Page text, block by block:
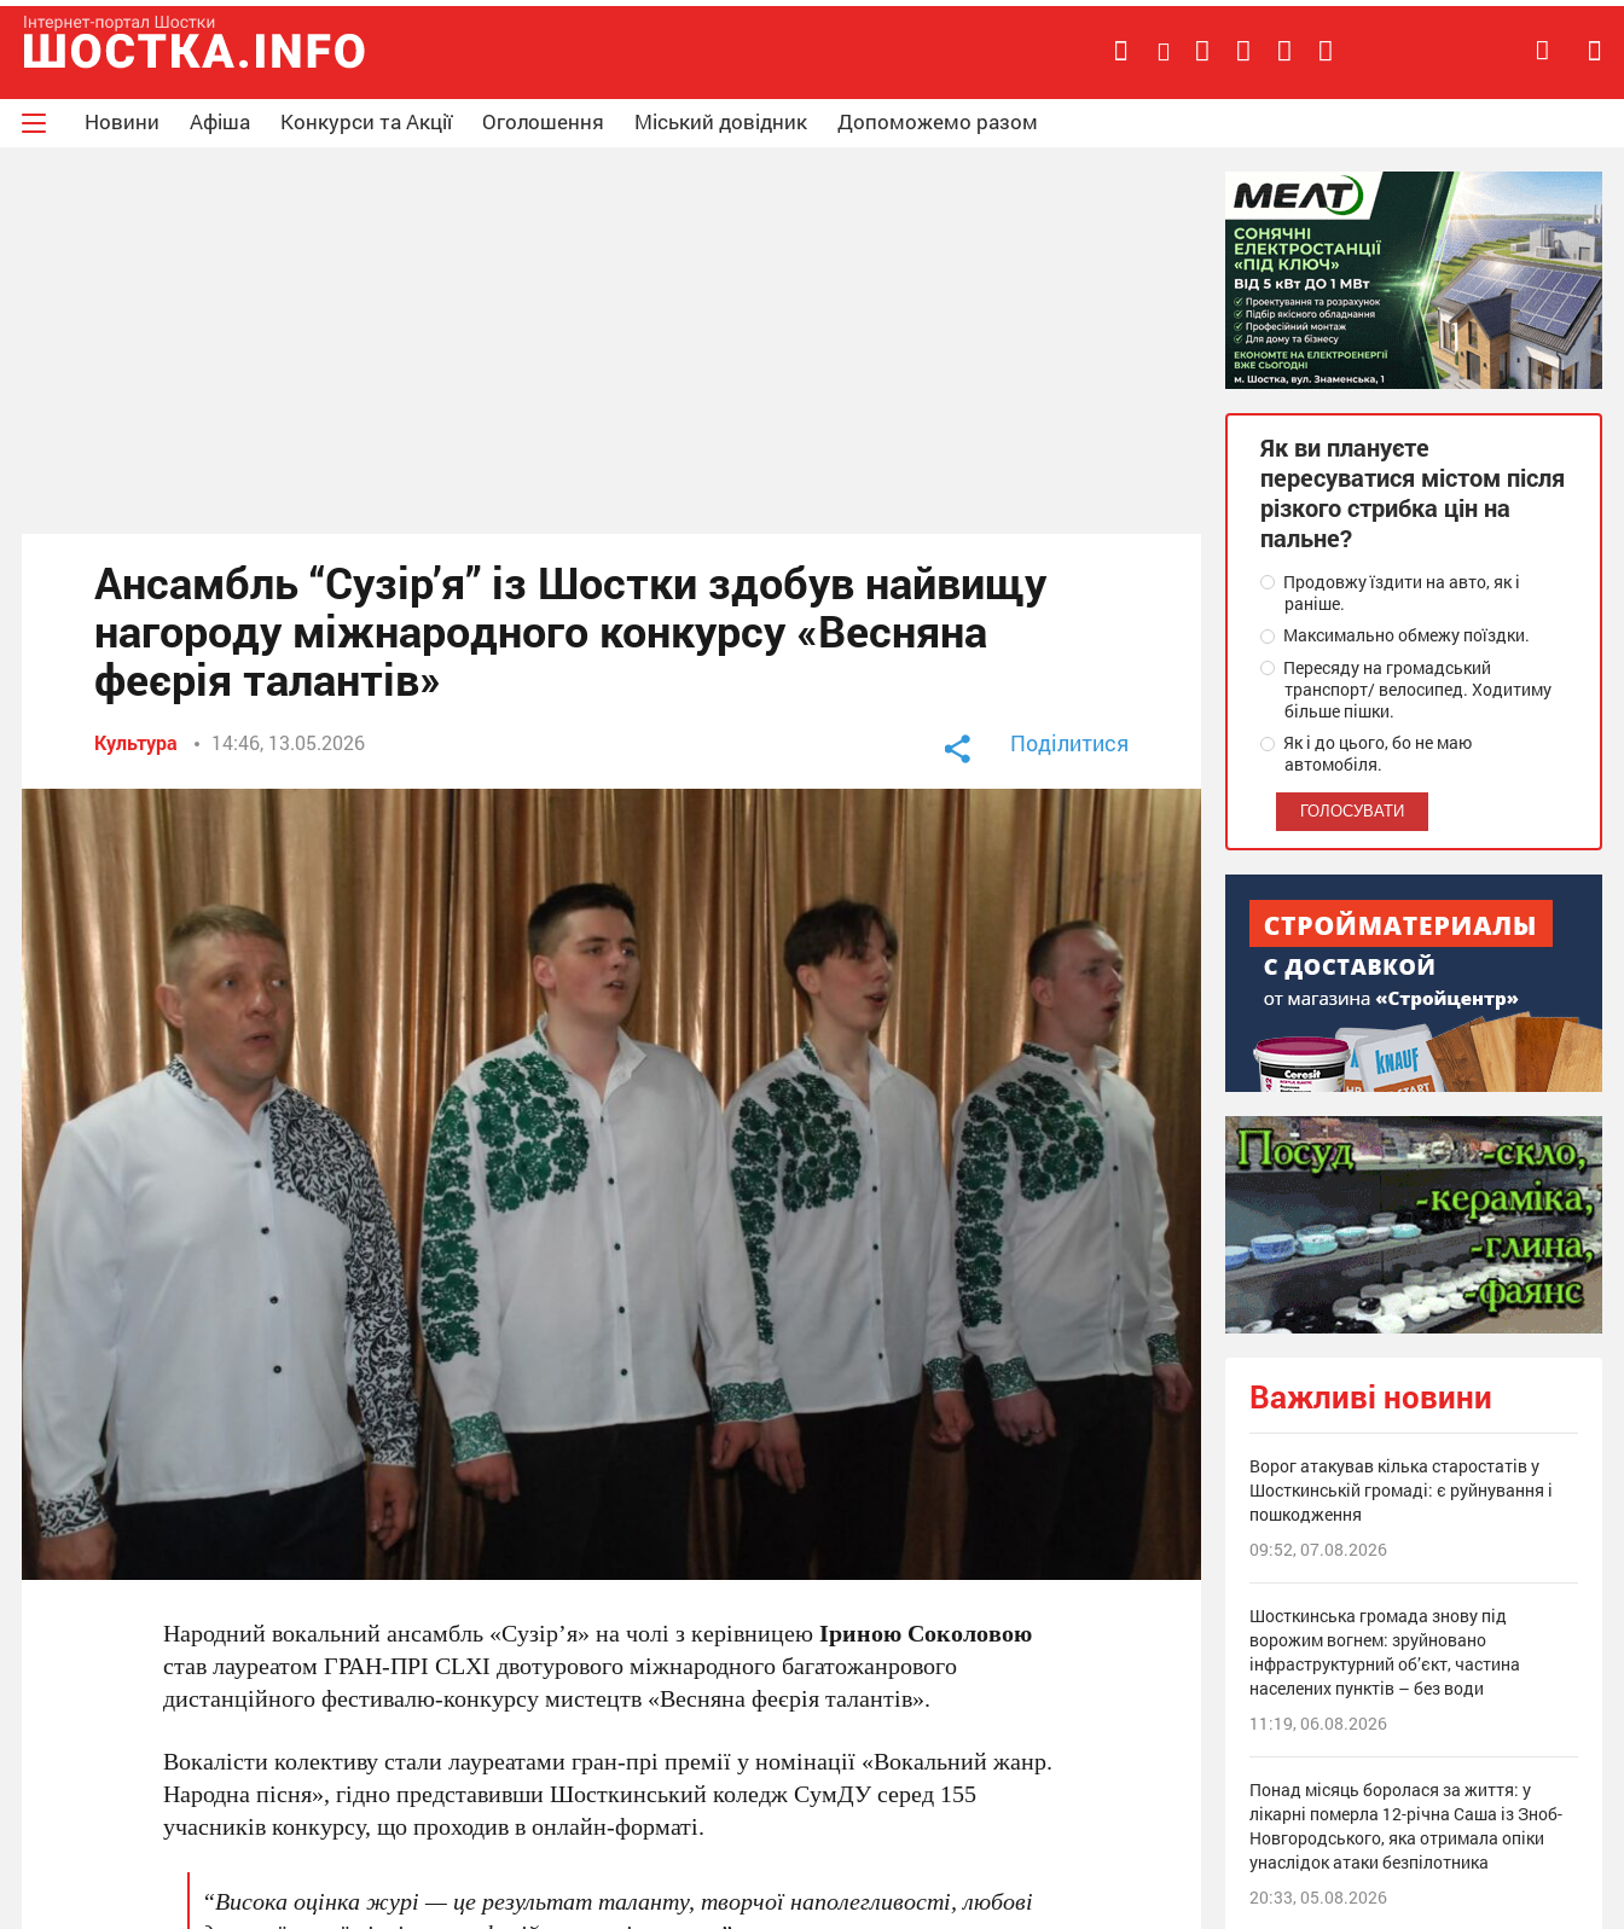
Новини Афіша Конкурси та Акції Оголошення Міський довідник Допоможемо разом
Ансамбль “Сузір’я” із Шостки здобув найвищу
нагороду міжнародного конкурсу «Весняна
феєрія талантів»
Культура 14:46, 13.05.2026 Поділитися
Народний вокальний ансамбль «Сузір’я» на чолі з керівницеюІриною Соколовою
став лауреатом ГРАН-ПРІ CLXI двотурового міжнародного багатожанрового
дистанційного фестивалю-конкурсу мистецтв «Весняна феєрія талантів».
Вокалісти колективу стали лауреатами гран-прі премії у номінації «Вокальний жанр.
Народна пісня», гідно представивши Шосткинський коледж СумДУ серед 155
учасників конкурсу, що проходив в онлайн-форматі.
“Висока оцінка журі — це результат таланту, творчої наполегливості, любові
Як ви плануєте
пересуватися містом після
різкого стрибка цін на
пальне?
Продовжу їздити на авто, як і
раніше.
Максимально обмежу поїздки.
Пересяду на громадський
транспорт/ велосипед. Ходитиму
більше пішки.
Як і до цього, бо не маю
автомобіля.
Важливі новини
Ворог атакував кілька старостатів у
Шосткинській громаді: є руйнування і
пошкодження
09:52, 07.08.2026
Шосткинська громада знову під
ворожим вогнем: зруйновано
інфраструктурний об’єкт, частина
населених пунктів – без води
11:19, 06.08.2026
Понад місяць боролася за життя: у
лікарні померла 12-річна Саша із Зноб-
Новгородського, яка отримала опіки
унаслідок атаки безпілотника
20:33, 05.08.2026